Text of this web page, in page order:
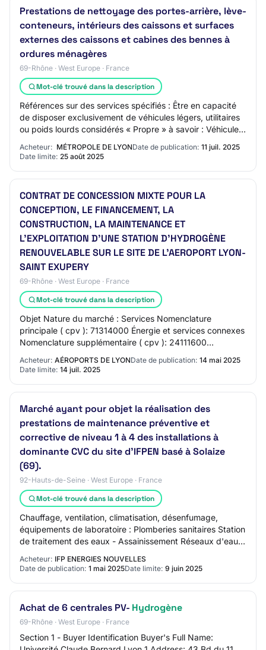
Prestations de nettoyage des portes-arrière, lève-
conteneurs, intérieurs des caissons et surfaces
externes des caissons et cabines des bennes à
ordures ménagères
69-Rhône · West Europe · France
Mot-clé trouvé dans la description
Références sur des services spécifiés : Être en capacité
de disposer exclusivement de véhicules légers, utilitaires
ou poids lourds considérés « Propre » à savoir : Véhicule
électrique, Véhicule Hybr…
Acheteur: MÉTROPOLE DE LYONDate de publication: 11 juil. 2025
Date limite: 25 août 2025
CONTRAT DE CONCESSION MIXTE POUR LA
CONCEPTION, LE FINANCEMENT, LA
CONSTRUCTION, LA MAINTENANCE ET
L'EXPLOITATION D'UNE STATION D'HYDROGÈNE
RENOUVELABLE SUR LE SITE DE L'AEROPORT LYON-
SAINT EXUPERY
69-Rhône · West Europe · France
Mot-clé trouvé dans la description
Objet Nature du marché : Services Nomenclature
principale ( cpv ): 71314000 Énergie et services connexes
Nomenclature supplémentaire ( cpv ): 24111600
Hydrogène , 65400000 Autres sources d'approvisio…
Acheteur: AÉROPORTS DE LYONDate de publication: 14 mai 2025
Date limite: 14 juil. 2025
Marché ayant pour objet la réalisation des
prestations de maintenance préventive et
corrective de niveau 1 à 4 des installations à
dominante CVC du site d'IFPEN basé à Solaize
(69).
92-Hauts-de-Seine · West Europe · France
Mot-clé trouvé dans la description
Chauffage, ventilation, climatisation, désenfumage,
équipements de laboratoire : Plomberies sanitaires Station
de traitement des eaux - Assainissement Réseaux d'eaux
Acheteur: IFP ENERGIES NOUVELLES
Date de publication: 1 mai 2025Date limite: 9 juin 2025
Achat de 6 centrales PV- Hydrogène
69-Rhône · West Europe · France
Section 1 - Buyer Identification Buyer's Full Name: